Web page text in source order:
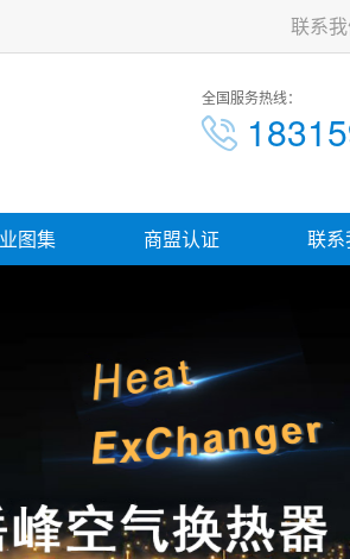
联系
全国服务热线：
图集 商盟认证 联系